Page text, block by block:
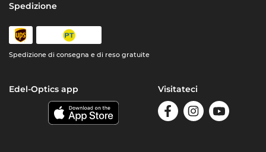
Spedizione
Spedizione di consegna e di reso gratuite
Edel-Optics app Visitateci